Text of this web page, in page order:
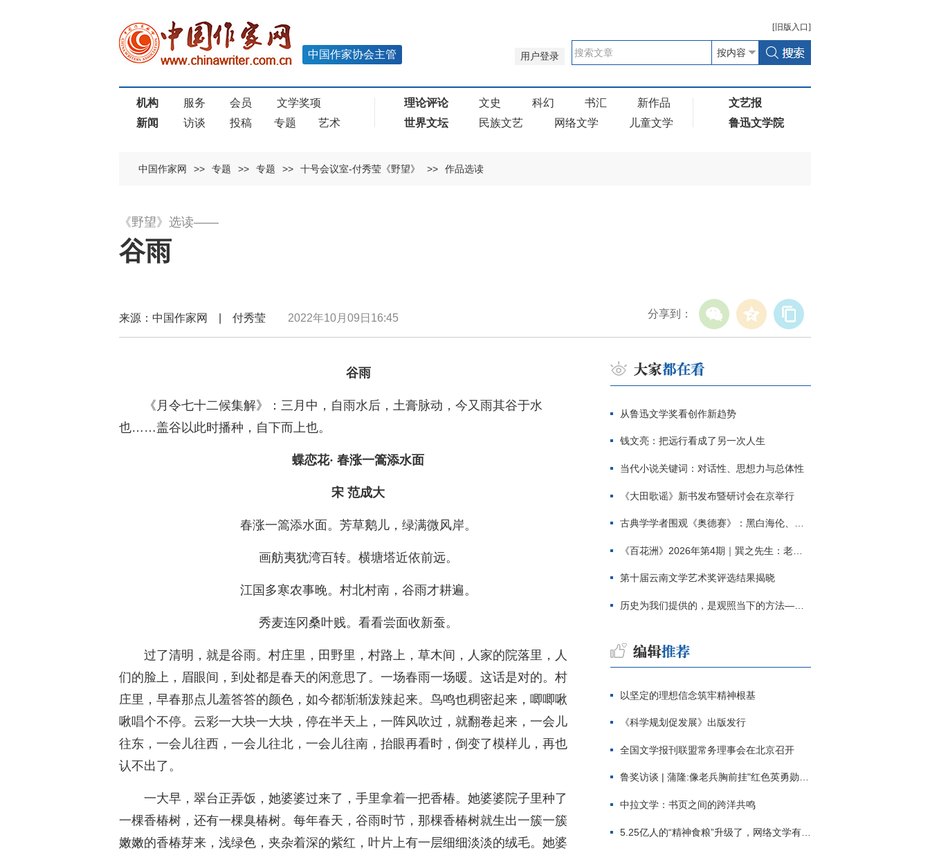
[ 旧版 入口]
用户登录
中国作家协会主管
机构 服务 会员
文学奖项
新闻
访谈 投稿 专题 艺术
理论评论 文史 科幻 书汇
新作品
世界文坛
民族文艺 网络文学 儿童文学
文艺报
鲁迅文学院
中国作家网 >> 专题 >> 专题 >> 十号会议室-付秀莹《野望》 >> 作品选读
《野望》选读——
谷雨
分享到：
来源：中国作家网 | 付秀莹 2022年10月09日16:45
谷雨
《月令七十二候集解》：三月中，自雨水后，土膏脉动，今又雨其谷于水
也……盖谷以此时播种，自下而上也。
蝶恋花· 春涨一篙添水面
宋 范成大
春涨一篙添水面。芳草鹅儿，绿满微风岸。
画舫夷犹湾百转。横塘塔近依前远。
江国多寒农事晚。村北村南，谷雨才耕遍。
秀麦连冈桑叶贱。看看尝面收新蚕。
过了清明，就是谷雨。村庄里，田野里，村路上，草木间，人家的院落里，人
们的脸上，眉眼间，到处都是春天的闲意思了。一场春雨一场暖。这话是对的。村
庄里，早春那点儿羞答答的颜色，如今都渐渐泼辣起来。鸟鸣也稠密起来，唧唧啾
啾唱个不停。云彩一大块一大块，停在半天上，一阵风吹过，就翻卷起来，一会儿
往东，一会儿往西，一会儿往北，一会儿往南，抬眼再看时，倒变了模样儿，再也
认不出了。
一大早，翠台正弄饭，她婆婆过来了，手里拿着一把香椿。她婆婆院子里种了
一棵香椿树，还有一棵臭椿树。每年春天，谷雨时节，那棵香椿树就生出一簇一簇
嫩嫩的香椿芽来，浅绿色，夹杂着深的紫红，叶片上有一层细细淡淡的绒毛。她婆
从鲁迅文学奖看创作新趋势
钱文亮：把远行看成了另一次人生
当代小说关键词：对话性、思想力与总体性
《大田歌谣》新书发布暨研讨会在京举行
古典学学者围观《奥德赛》：黑白海伦、佩涅罗佩的别针与神秘入侵者
《百花洲》2026年第4期｜巽之先生：老兵朱向前侧记三题
第十届云南文学艺术奖评选结果揭晓
历史为我们提供的，是观照当下的方法——历史题材非虚构写作多人谈
以坚定的理想信念筑牢精神根基
《科学规划促发展》出版发行
全国文学报刊联盟常务理事会在北京召开
鲁奖访谈 | 蒲隆:像老兵胸前挂"红色英勇勋章"
中拉文学：书页之间的跨洋共鸣
5.25亿人的“精神食粮”升级了，网络文学有了哪些新变化？